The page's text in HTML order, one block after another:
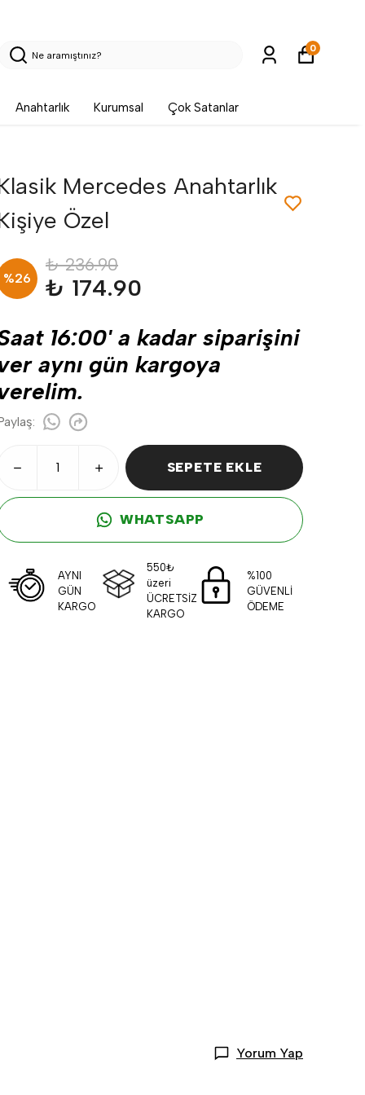
Anahtarlık Kurumsal Çok Satanlar
0
Mercedes Anahtarlık
Özel
%26
₺ 236.90
₺ 174.90
16:00' a kadar siparişini
aynı gün kargoya
:
SEPETE EKLE
WHATSAPP
AYNI
GÜN
KARGO
550₺
üzeri
ÜCRETSİZ
KARGO
%100
GÜVENLİ
ÖDEME
Yorum Yap